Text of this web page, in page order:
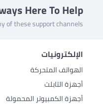
Here To Help
of these support channels
الإلكترونيات
الهواتف المتحركة
أجهزة التابلت
أجهزة الكمبيوتر المحمولة